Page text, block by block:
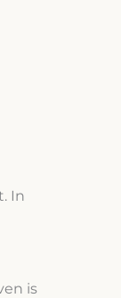
In
is